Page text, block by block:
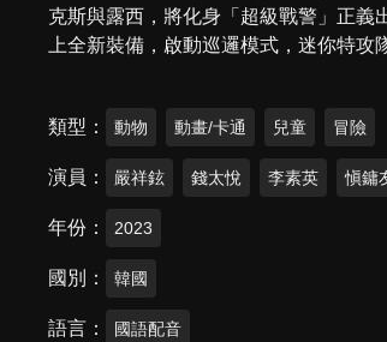
克斯與露西，將化身「超級戰警」正義
上全新裝備，啟動巡邏模式，迷你特攻
類型 動物 動畫/卡通 兒童 冒險
演員 嚴祥鉉 錢太悅 李素英 愼鏞
年份 2023
國別 韓國
語言 國語配音